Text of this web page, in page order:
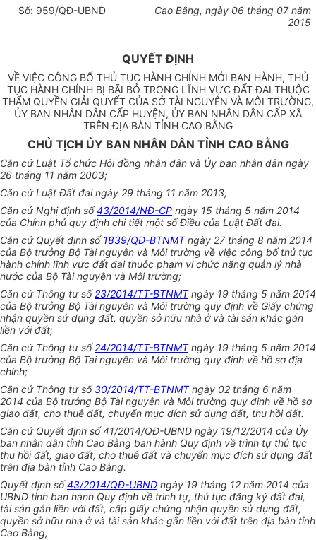
Số: 959/QĐ-UBND Cao Bằng, ngày06 tháng 07năm
2015
QUYẾT ĐỊNH
VỀ VIỆC CÔNG BỐ THỦ TỤC HÀNH CHÍNH MỚI BAN HÀNH, THỦ
TỤC HÀNH CHÍNH BỊ BÃI BỎ TRONG LĨNH VỰC ĐẤT ĐAI THUỘC
THẨM QUYỀN GIẢI QUYẾT CỦA SỞ TÀI NGUYÊN VÀ MÔI TRƯỜNG,
ỦY BAN NHÂN DÂN CẤP HUYỆN, ỦY BAN NHÂN DÂN CẤP XÃ
TRÊN ĐỊA BÀN TỈNH CAO BẰNG
CHỦ TỊCH ỦY BAN NHÂN DÂN TỈNH CAO BẰNG
Căn cứ Luật Tổ chức Hội đồng nhân dân và Ủy ban nhân dân ngày
26 tháng 11 năm 2003;
Căn cứ Luật Đất đai ngày 29 tháng 11 năm 2013;
Căn cứ Nghị định số43/2014/NĐ-CP ngày 15 tháng 5 năm 2014
của Chính phủ quy định chi tiết một số Điều của Luật Đất đai.
Căn cứ Quyết định số1839/QĐ-BTNMTngày 27 tháng 8 năm 2014
của Bộ trưởng Bộ Tài nguyên và Môi trường về việc công bố thủ tục
hành chính lĩnh vực đất đai thuộc phạm vi chức năng quản lý nhà
nước của Bộ Tài nguyên và Môi trường;
Căn cứ Thông tư số23/2014/TT-BTNMTngày 19 tháng 5 năm 2014
của Bộ trưởng Bộ Tài nguyên và Môi trường quy định về Giấy chứng
nhận quyền sử dụng đất, quyền sở hữu nhà ở và tài sản khác gắn
liền với đất;
Căn cứ Thông tư số24/2014/TT-BTNMTngày 19 tháng 5 năm 2014
của Bộ trưởng Bộ Tài nguyên và Môi trường quy định về hồ sơ địa
chính;
Căn cứ Thông tư số30/2014/TT-BTNMTngày 02 tháng 6 năm
2014 của Bộ trưởng Bộ Tài nguyên và Môi trường quy định về hồ sơ
giao đất, cho thuê đất, chuyển mục đích sử dụng đất, thu hồi đất.
Căn cứ Quyết định số 41/2014/QĐ-UBND ngày 19/12/2014 của Ủy
ban nhân dân tỉnh Cao Bằng ban hành Quy định về trình tự thủ tục
thu hồi đất, giao đất, cho thuê đất và chuyển mục đích sử dụng đất
trên địa bàn tỉnh Cao Bằng.
Quyết định số43/2014/QĐ-UBND ngày 19 tháng 12 năm 2014 của
UBND tỉnh ban hành Quy định về trình tự, thủ tục đăng ký đất đai,
tài sản gắn liền với đất, cấp giấy chứng nhận quyền sử dụng đất,
quyền sở hữu nhà ở và tài sản khác gắn liền với đất trên địa bàn tỉnh
Cao Bằng;